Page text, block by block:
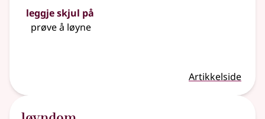
leggje skjul på
prøve å løyne
Artikkelside